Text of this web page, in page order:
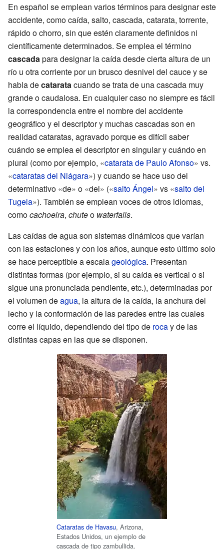
En español se emplean varios términos para designar este
accidente, como caída, salto, cascada, catarata, torrente,
rápido o chorro, sin que estén claramente definidos ni
científicamente determinados. Se emplea el término
cascada para designar la caída desde cierta altura de un
río u otra corriente por un brusco desnivel del cauce y se
habla decatarata cuando se trata de una cascada muy
grande o caudalosa. En cualquier caso no siempre es fácil
la correspondencia entre el nombre del accidente
geográfico y el descriptor y muchas cascadas son en
realidad cataratas, agravado porque es difícil saber
cuándo se emplea el descriptor en singular y cuándo en
plural (como por ejemplo, «catarata de Paulo Afonso» vs.
«cataratas del Niágara») y cuando se hace uso del
determinativo «de» o «del» («salto Ángel» vs «salto del
Tugela»). También se emplean voces de otros idiomas,
comocachoeira, chuteo waterfalls.
Las caídas de agua son sistemas dinámicos que varían
con las estaciones y con los años, aunque esto último solo
se hace perceptible a escalageológica. Presentan
distintas formas (por ejemplo, si su caída es vertical o si
sigue una pronunciada pendiente, etc.), determinadas por
el volumen deagua, la altura de la caída, la anchura del
lecho y la conformación de las paredes entre las cuales
corre el líquido, dependiendo del tipo de rocay de las
distintas capas en las que se disponen.
Cataratas de Havasu, Arizona,
Estados Unidos, un ejemplo de
cascada de tipo zambullida.